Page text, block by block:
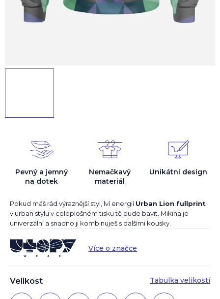
Velikost Tabulka velikostí
Pokud máš rád výraznější styl, lví energiíUrban Lion fullprint
v urban stylu v celoplošném tisku tě bude bavit. Mikina je
univerzální a snadno ji kombinuješ s dalšími kousky.
Více o značce
Pevný a jemný
na dotek
Nemačkavý
materiál
Unikátní design